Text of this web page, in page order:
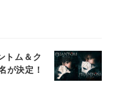
トム＆ク
が決定！